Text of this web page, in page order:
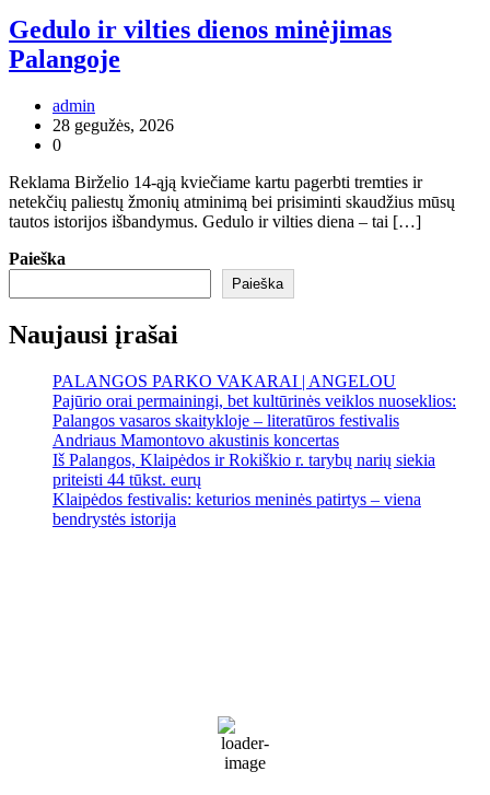
Gedulo ir vilties dienos minėjimas
Palangoje
admin
28 gegužės, 2026
0
Reklama Birželio 14-ąją kviečiame kartu pagerbti tremties ir
netekčių paliestų žmonių atminimą bei prisiminti skaudžius mūsų
tautos istorijos išbandymus. Gedulo ir vilties diena – tai […]
Paieška
Paieška
Naujausi įrašai
PALANGOS PARKO VAKARAI | ANGELOU
Pajūrio orai permainingi, bet kultūrinės veiklos nuoseklios:
Palangos vasaros skaitykloje – literatūros festivalis
Andriaus Mamontovo akustinis koncertas
Iš Palangos, Klaipėdos ir Rokiškio r. tarybų narių siekia
priteisti 44 tūkst. eurų
Klaipėdos festivalis: keturios meninės patirtys – viena
bendrystės istorija
Patchy rain nearby
66 %